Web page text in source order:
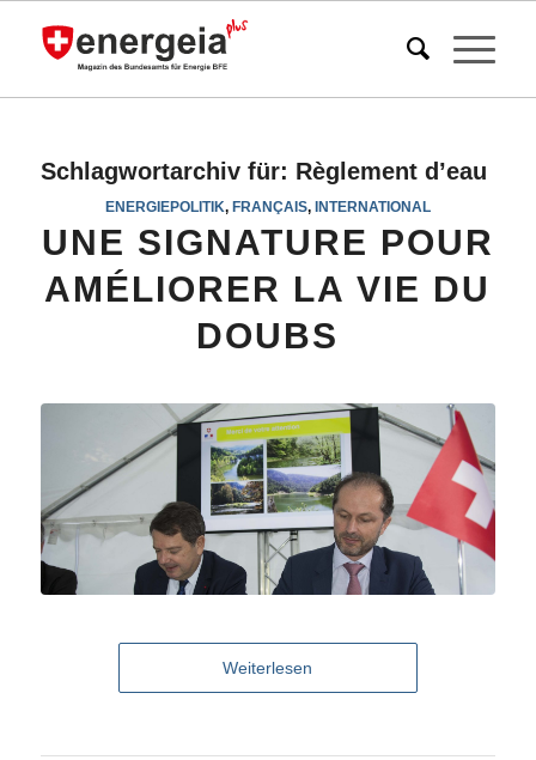
Schlagwortarchiv für: Règlement d’eau
ENERGIEPOLITIK, FRANÇAIS, INTERNATIONAL
UNE SIGNATURE POUR
AMÉLIORER LA VIE DU
DOUBS
Weiterlesen